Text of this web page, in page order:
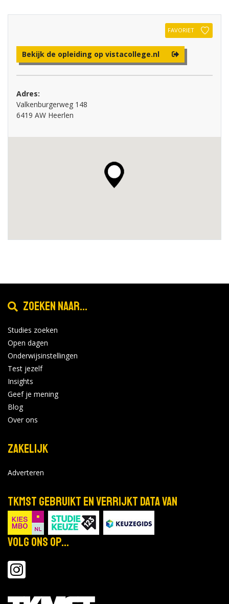
FAVORIET
Bekijk de opleiding op vistacollege.nl
Adres:
Valkenburgerweg 148
6419 AW Heerlen
Zoeken naar...
Studies zoeken
Open dagen
Onderwijsinstellingen
Test jezelf
Insights
Geef je mening
Blog
Over ons
Zakelijk
Adverteren
TKMST gebruikt en verrijkt data van
Volg ons op...